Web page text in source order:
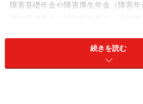
障害基礎年金や障害厚生年金（障害年
配偶者の収入：年金120万円（年額）
続きを読む